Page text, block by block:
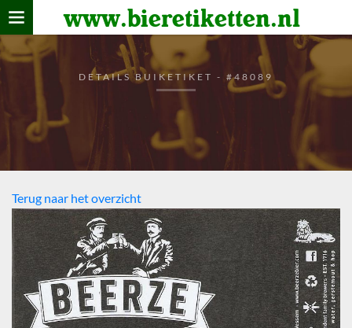
www.bieretiketten.nl
Home
verzamelen
De bierkaart
Bezoekers
DETAILS BUIKETIKET - #48089
Terug naar het overzicht